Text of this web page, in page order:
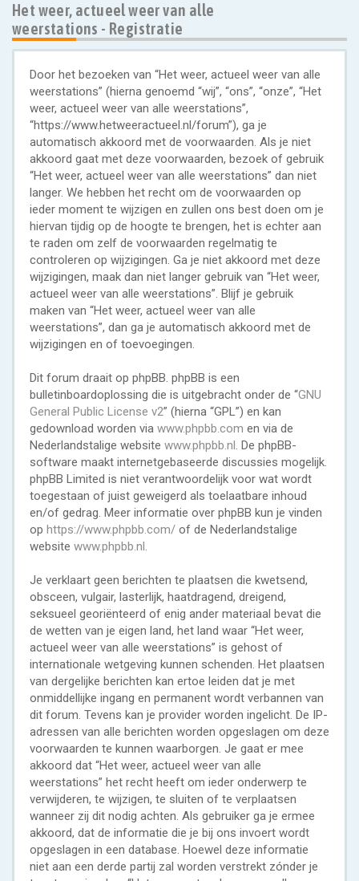
Het weer, actueel weer van alle
weerstations - Registratie
Door het bezoeken van “Het weer, actueel weer van alle
weerstations” (hierna genoemd “wij”, “ons”, “onze”, “Het
weer, actueel weer van alle weerstations”,
“https://www.hetweeractueel.nl/forum”), ga je
automatisch akkoord met de voorwaarden. Als je niet
akkoord gaat met deze voorwaarden, bezoek of gebruik
“Het weer, actueel weer van alle weerstations” dan niet
langer. We hebben het recht om de voorwaarden op
ieder moment te wijzigen en zullen ons best doen om je
hiervan tijdig op de hoogte te brengen, het is echter aan
te raden om zelf de voorwaarden regelmatig te
controleren op wijzigingen. Ga je niet akkoord met deze
wijzigingen, maak dan niet langer gebruik van “Het weer,
actueel weer van alle weerstations”. Blijf je gebruik
maken van “Het weer, actueel weer van alle
weerstations”, dan ga je automatisch akkoord met de
wijzigingen en of toevoegingen.
Dit forum draait op phpBB. phpBB is een
bulletinboardoplossing die is uitgebracht onder de “GNU
General Public License v2” (hierna “GPL”) en kan
gedownload worden via www.phpbb.com en via de
Nederlandstalige website www.phpbb.nl. De phpBB-
software maakt internetgebaseerde discussies mogelijk.
phpBB Limited is niet verantwoordelijk voor wat wordt
toegestaan of juist geweigerd als toelaatbare inhoud
en/of gedrag. Meer informatie over phpBB kun je vinden
op https://www.phpbb.com/ of de Nederlandstalige
website www.phpbb.nl.
Je verklaart geen berichten te plaatsen die kwetsend,
obsceen, vulgair, lasterlijk, haatdragend, dreigend,
seksueel georiënteerd of enig ander materiaal bevat die
de wetten van je eigen land, het land waar “Het weer,
actueel weer van alle weerstations” is gehost of
internationale wetgeving kunnen schenden. Het plaatsen
van dergelijke berichten kan ertoe leiden dat je met
onmiddellijke ingang en permanent wordt verbannen van
dit forum. Tevens kan je provider worden ingelicht. De IP-
adressen van alle berichten worden opgeslagen om deze
voorwaarden te kunnen waarborgen. Je gaat er mee
akkoord dat “Het weer, actueel weer van alle
weerstations” het recht heeft om ieder onderwerp te
verwijderen, te wijzigen, te sluiten of te verplaatsen
wanneer zij dit nodig achten. Als gebruiker ga je ermee
akkoord, dat de informatie die je bij ons invoert wordt
opgeslagen in een database. Hoewel deze informatie
niet aan een derde partij zal worden verstrekt zónder je